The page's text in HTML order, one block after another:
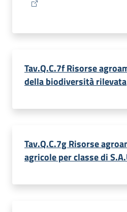
Tav.Q.C.7f Risorse
della biodiversità rilevata
Tav.Q.C.7g Risorse
agricole per classe di